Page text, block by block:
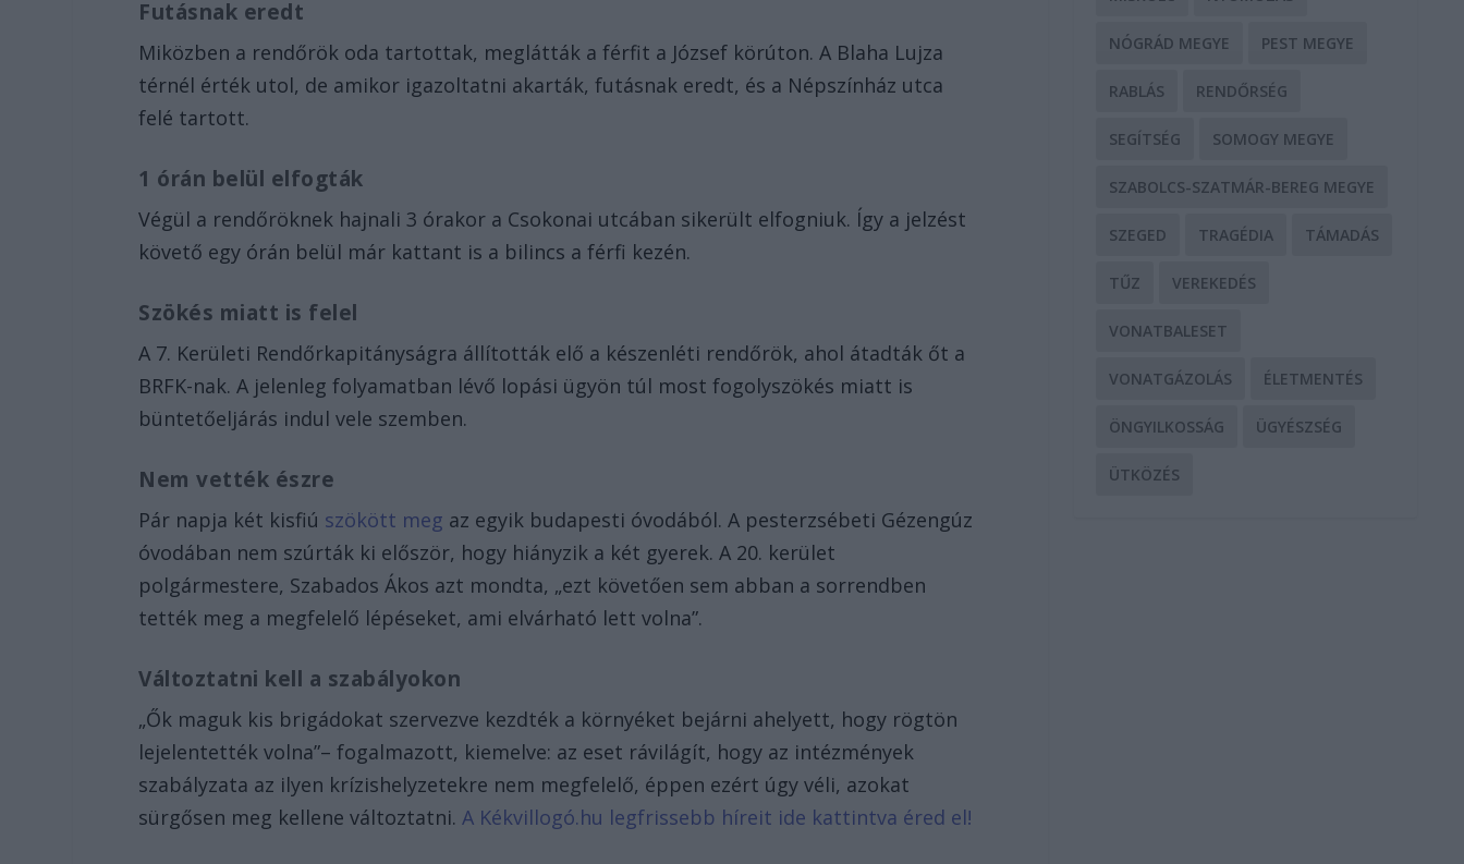
Futásnak eredt
Miközben a rendőrök oda tartottak, meglátták a férfit a József körúton. A Blaha Lujza
térnél érték utol, de amikor igazoltatni akarták, futásnak eredt, és a Népszínház utca
felé tartott.
1 órán belül elfogták
Végül a rendőröknek hajnali 3 órakor a Csokonai utcában sikerült elfogniuk. Így a jelzést
követő egy órán belül már kattant is a bilincs a férfi kezén.
Szökés miatt is felel
A 7. Kerületi Rendőrkapitányságra állították elő a készenléti rendőrök, ahol átadták őt a
BRFK-nak. A jelenleg folyamatban lévő lopási ügyön túl most fogolyszökés miatt is
büntetőeljárás indul vele szemben.
Nem vették észre
Pár napja két kisfiú szökött meg az egyik budapesti óvodából. A pesterzsébeti Gézengúz
óvodában nem szúrták ki először, hogy hiányzik a két gyerek. A 20. kerület
polgármestere, Szabados Ákos azt mondta, „ezt követően sem abban a sorrendben
tették meg a megfelelő lépéseket, ami elvárható lett volna”.
Változtatni kell a szabályokon
„Ők maguk kis brigádokat szervezve kezdték a környéket bejárni ahelyett, hogy rögtön
lejelentették volna”– fogalmazott, kiemelve: az eset rávilágít, hogy az intézmények
szabályzata az ilyen krízishelyzetekre nem megfelelő, éppen ezért úgy véli, azokat
sürgősen meg kellene változtatni. A Kékvillogó.hu legfrissebb híreit ide kattintva éred el!
NÓGRÁD MEGYE PEST MEGYE
RABLÁS RENDŐRSÉG
SEGÍTSÉG SOMOGY MEGYE
SZABOLCS-SZATMÁR-BEREG MEGYE
SZEGED TRAGÉDIA TÁMADÁS
TŰZ VEREKEDÉS
VONATBALESET
VONATGÁZOLÁS ÉLETMENTÉS
ÖNGYILKOSSÁG ÜGYÉSZSÉG
ÜTKÖZÉS